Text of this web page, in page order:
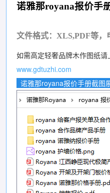
诺雅那royana报价手
文件格式：XLS,PDF等，
如需高定轻奢品牌木作图纸请
www.gdtuzhi.com
诺雅那royana报价手册截图